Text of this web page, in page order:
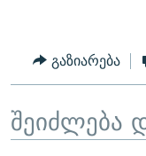
გაზიარება
შეიძლება